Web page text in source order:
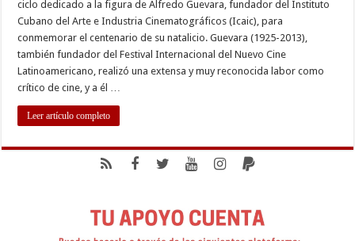
ciclo dedicado a la figura de Alfredo Guevara, fundador del Instituto
Cubano del Arte e Industria Cinematográficos (Icaic), para
conmemorar el centenario de su natalicio. Guevara (1925-2013),
también fundador del Festival Internacional del Nuevo Cine
Latinoamericano, realizó una extensa y muy reconocida labor como
crítico de cine, y a él …
Leer artículo completo